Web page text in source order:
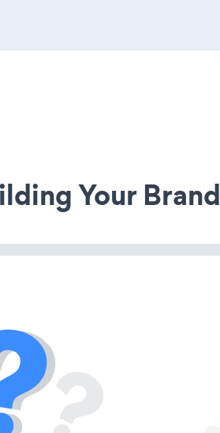
Your Brand